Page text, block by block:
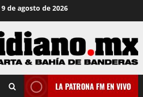
9 de agosto de 2026
LA PATRONA FM EN VIVO